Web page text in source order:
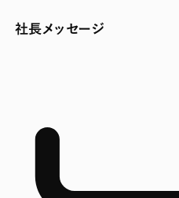
社長メッセージ